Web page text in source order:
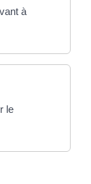
à
le